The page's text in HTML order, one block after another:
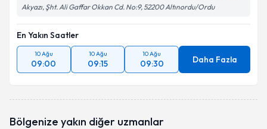
Akyazı, Şht. Ali Gaffar Okkan Cd. No:9, 52200 Altınordu/Ordu
En Yakın Saatler
10 Ağu
09:00
10 Ağu
09:15
10 Ağu
09:30 Daha Fazla
Bölgenize yakın diğer uzmanlar